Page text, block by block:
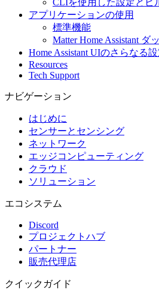
CLIを使用した設定とビ
アプリケーションの使用
標準機能
Matter Home Assistant ダ
Home Assistant UIのさらなる
Resources
Tech Support
ナビゲーション
はじめに
センサーとセンシング
ネットワーク
エッジコンピューティング
クラウド
ソリューション
エコシステム
Discord
プロジェクトハブ
パートナー
販売代理店
クイックガイド